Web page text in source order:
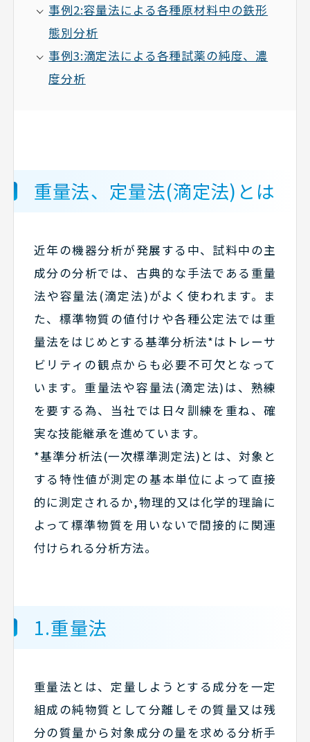
事例2:容量法による各種原材料中の鉄形
態別分析
事例3:滴定法による各種試薬の純度、濃
度分析
重量法、定量法(滴定法)とは
近年の機器分析が発展する中、試料中の主
成分の分析では、古典的な手法である重量
法や容量法(滴定法)がよく使われます。ま
た、標準物質の値付けや各種公定法では重
量法をはじめとする基準分析法*はトレーサ
ビリティの観点からも必要不可欠となって
います。重量法や容量法(滴定法)は、熟練
を要する為、当社では日々訓練を重ね、確
実な技能継承を進めています。
*基準分析法(一次標準測定法)とは、対象と
する特性値が測定の基本単位によって直接
的に測定されるか,物理的又は化学的理論に
よって標準物質を用いないで間接的に関連
付けられる分析方法。
1.重量法
重量法とは、定量しようとする成分を一定
組成の純物質として分離しその質量又は残
分の質量から対象成分の量を求める分析手